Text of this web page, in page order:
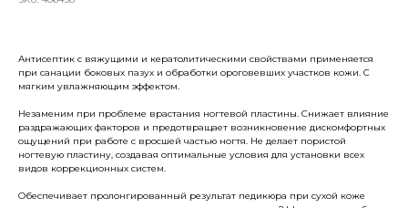
Антисептик с вяжущими и кератолитическими свойствами применяется
при санации боковых пазух и обработки ороговевших участков кожи. С
мягким увлажняющим эффектом.
Незаменим при проблеме врастания ногтевой пластины. Снижает влияние
раздражающих факторов и предотвращает возникновение дискомфортных
ощущений при работе с вросшей частью ногтя. Не делает пористой
ногтевую пластину, создавая оптимальные условия для установки всех
видов коррекционных систем.
Обеспечивает пролонгированный результат педикюра при сухой коже